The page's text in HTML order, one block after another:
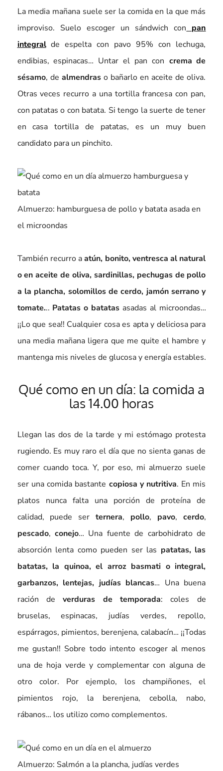
La media mañana suele ser la comida en la que más
improviso. Suelo escoger un sándwich conpan
integralde espelta con pavo 95% con lechuga,
endibias, espinacas… Untar el pan con crema de
sésamo, de almendraso bañarlo en aceite de oliva.
Otras veces recurro a una tortilla francesa con pan,
con patatas o con batata. Si tengo la suerte de tener
en casa tortilla de patatas, es un muy buen
candidato para un pinchito.
Almuerzo: hamburguesa de pollo y batata asada en
el microondas
También recurro aatún, bonito, ventresca al natural
o en aceite de oliva, sardinillas, pechugas de pollo
a la plancha, solomillos de cerdo, jamón serrano y
tomate... Patatas o batatas asadas al microondas…
¡¡Lo que sea!! Cualquier cosa es apta y deliciosa para
una media mañana ligera que me quite el hambre y
mantenga mis niveles de glucosa y energía estables.
Qué como en un día: la comida a
las 14.00 horas
Llegan las dos de la tarde y mi estómago protesta
rugiendo. Es muy raro el día que no sienta ganas de
comer cuando toca. Y, por eso, mi almuerzo suele
ser una comida bastante copiosa y nutritiva. En mis
platos nunca falta una porción de proteína de
calidad, puede ser ternera, pollo, pavo, cerdo,
pescado, conejo… Una fuente de carbohidrato de
absorción lenta como pueden ser las patatas, las
batatas, la quinoa, el arroz basmati o integral,
garbanzos, lentejas, judías blancas… Una buena
ración deverduras de temporada: coles de
bruselas, espinacas, judías verdes, repollo,
espárragos, pimientos, berenjena, calabacín… ¡¡Todas
me gustan!! Sobre todo intento escoger al menos
una de hoja verde y complementar con alguna de
otro color. Por ejemplo, los champiñones, el
pimientos rojo, la berenjena, cebolla, nabo,
rábanos… los utilizo como complementos.
Almuerzo: Salmón a la plancha, judías verdes